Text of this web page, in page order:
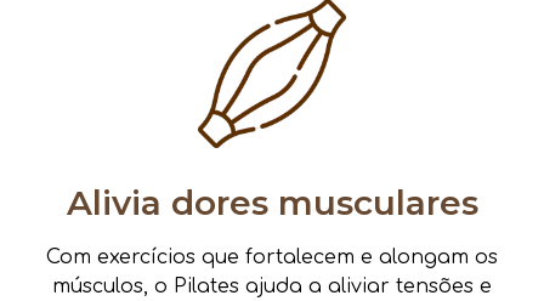
Alivia dores musculares
Com exercícios que fortalecem e alongam os
músculos, o Pilates ajuda a aliviar tensões e